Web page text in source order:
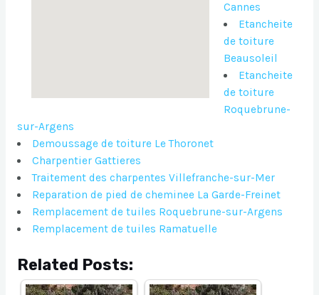
Cannes
Etancheite
de toiture
Beausoleil
Etancheite
de toiture
Roquebrune-
sur-Argens
Demoussage de toiture Le Thoronet
Charpentier Gattieres
Traitement des charpentes Villefranche-sur-Mer
Reparation de pied de cheminee La Garde-Freinet
Remplacement de tuiles Roquebrune-sur-Argens
Remplacement de tuiles Ramatuelle
Related Posts: